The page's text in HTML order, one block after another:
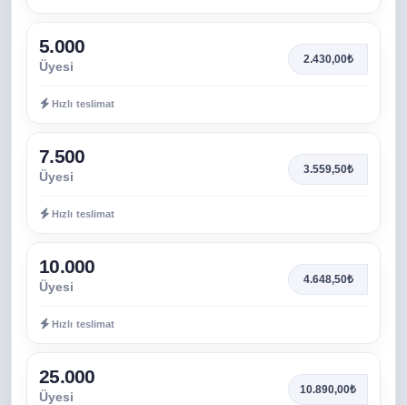
5.000
Üyesi 2.430,00₺
Hızlı teslimat
7.500
Üyesi 3.559,50₺
Hızlı teslimat
10.000
Üyesi 4.648,50₺
Hızlı teslimat
25.000
Üyesi 10.890,00₺